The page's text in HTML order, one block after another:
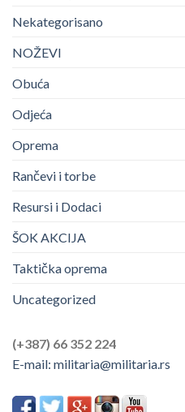
Nekategorisano
NOŽEVI
Obuća
Odjeća
Oprema
Rančevi i torbe
Resursi i Dodaci
ŠOK AKCIJA
Taktička oprema
Uncategorized
(+387) 66 352 224
E-mail: militaria@militaria.rs